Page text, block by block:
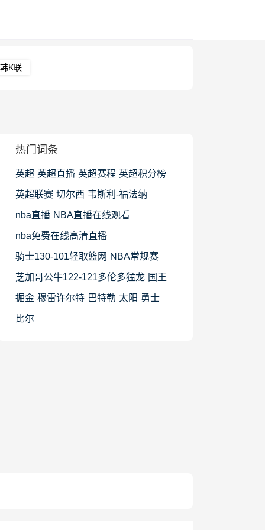
韩K联
热门词条
英超 英超直播 英超赛程 英超积分榜
英超联赛 切尔西 韦斯利-福法纳
nba直播 NBA直播在线观看
nba免费在线高清直播
骑士130-101轻取篮网 NBA常规赛
芝加哥公牛122-121多伦多猛龙 国王
掘金 穆雷许尔特 巴特勒 太阳 勇士
比尔